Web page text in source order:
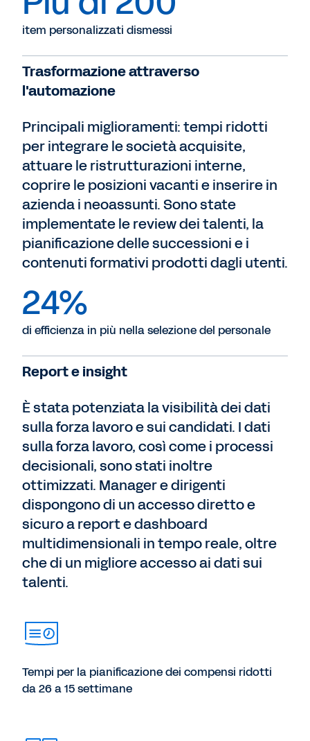
item personalizzati dismessi
Trasformazione attraverso
l'automazione
Principali miglioramenti: tempi ridotti
per integrare le società acquisite,
attuare le ristrutturazioni interne,
coprire le posizioni vacanti e inserire in
azienda i neoassunti. Sono state
implementate le review dei talenti, la
pianificazione delle successioni e i
contenuti formativi prodotti dagli utenti.
24%
di efficienza in più nella selezione del personale
Report e insight
È stata potenziata la visibilità dei dati
sulla forza lavoro e sui candidati. I dati
sulla forza lavoro, così come i processi
decisionali, sono stati inoltre
ottimizzati. Manager e dirigenti
dispongono di un accesso diretto e
sicuro a report e dashboard
multidimensionali in tempo reale, oltre
che di un migliore accesso ai dati sui
talenti.
Tempi per la pianificazione dei compensi ridotti
da 26 a 15 settimane